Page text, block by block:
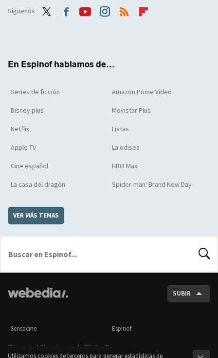
Síguenos
En Espinof hablamos de...
Series de ficción Amazon Prime Video
Disney plus Movistar Plus
Netflix Listas
Apple TV La odisea
Cine español HBO Max
La casa del dragón Spider-man: Brand New Day
VER MÁS TEMAS
SUBIR
Sensacine Espinof
Otras publicaciones de Webedia
Utilizamos cookies de terceros para generar estadísticas de